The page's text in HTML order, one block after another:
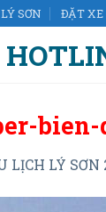
SƠN ĐẶT XE
bien-
LỊCH LÝ SƠN